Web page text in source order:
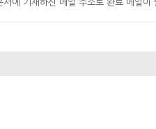
서에 기재하신 메일 주소로 완료 메일이